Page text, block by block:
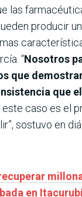
las
producir
“Nosotros
que
que
este caso es el
sostuvo en
en